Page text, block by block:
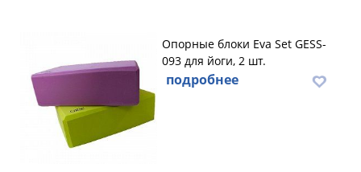
Опорные блоки Eva Set GESS-
093 для йоги, 2 шт.
подробнее